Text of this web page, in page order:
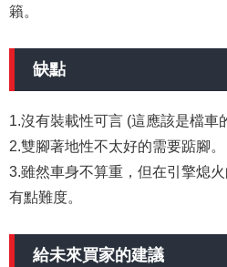
籟。
缺點
1.沒有裝載性可言 (這應該是檔車
2.雙腳著地性不太好的需要踮腳。
3.雖然車身不算重，但在引擎熄
有點難度。
給未來買家的建議